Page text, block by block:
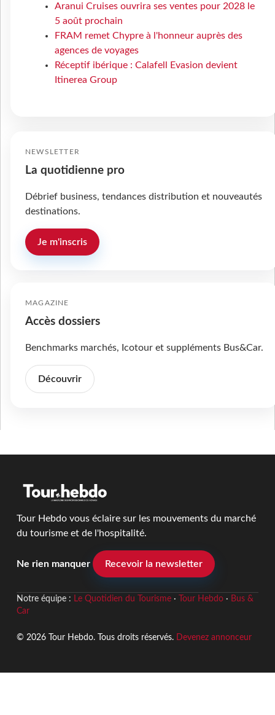
Aranui Cruises ouvrira ses ventes pour 2028 le
5 août prochain
FRAM remet Chypre à l'honneur auprès des
agences de voyages
Réceptif ibérique : Calafell Evasion devient
Itinerea Group
NEWSLETTER
La quotidienne pro
Débrief business, tendances distribution et nouveautés
destinations.
Je m'inscris
MAGAZINE
Accès dossiers
Benchmarks marchés, Icotour et suppléments Bus&Car.
Découvrir
Tour Hebdo vous éclaire sur les mouvements du marché
du tourisme et de l'hospitalité.
Ne rien manquer Recevoir la newsletter
Notre équipe : Le Quotidien du Tourisme· Tour Hebdo· Bus &
Car
© 2026 Tour Hebdo. Tous droits réservés. Devenez annonceur